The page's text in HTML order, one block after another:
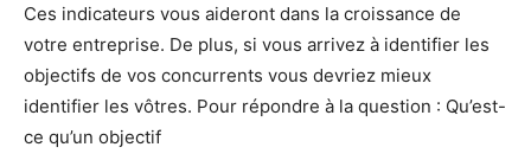
Ces indicateurs vous aideront dans la croissance de
votre entreprise. De plus, si vous arrivez à identifier les
objectifs de vos concurrents vous devriez mieux
identifier les vôtres. Pour répondre à la question : Qu’est-
ce qu’un objectif